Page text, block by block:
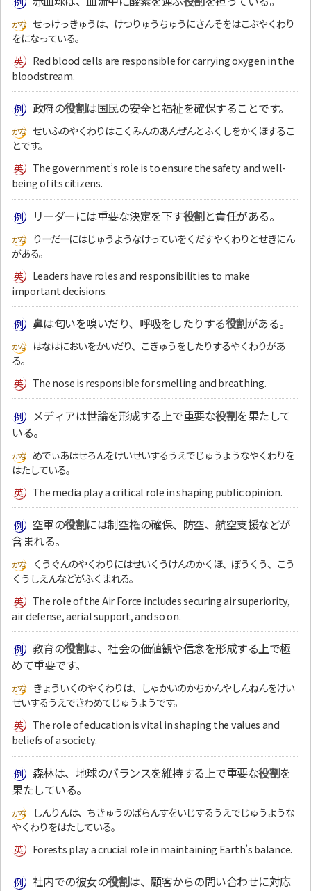
せっけっきゅうは、けつりゅうちゅうにさんそをはこぶやくわり
をになっている。
Red blood cells are responsible for carrying oxygen in the
bloodstream.
政府の役割は国民の安全と福祉を確保することです。
せいふのやくわりはこくみんのあんぜんとふくしをかくほするこ
とです。
The government’s role is to ensure the safety and well-
being of its citizens.
リーダーには重要な決定を下す役割と責任がある。
りーだーにはじゅうようなけっていをくだすやくわりとせきにん
がある。
Leaders have roles and responsibilities to make
important decisions.
鼻は匂いを嗅いだり、呼吸をしたりする役割がある。
はなはにおいをかいだり、こきゅうをしたりするやくわりがあ
る。
The nose is responsible for smelling and breathing.
メディアは世論を形成する上で重要な役割を果たして
いる。
めでぃあはせろんをけいせいするうえでじゅうようなやくわりを
はたしている。
The media play a critical role in shaping public opinion.
空軍の役割には制空権の確保、防空、航空支援などが
含まれる。
くうぐんのやくわりにはせいくうけんのかくほ、ぼうくう、こう
くうしえんなどがふくまれる。
The role of the Air Force includes securing air superiority,
air defense, aerial support, and so on.
教育の役割は、社会の価値観や信念を形成する上で極
めて重要です。
きょういくのやくわりは、しゃかいのかちかんやしんねんをけい
せいするうえできわめてじゅうようです。
The role of education is vital in shaping the values and
beliefs of a society.
森林は、地球のバランスを維持する上で重要な役割を
果たしている。
しんりんは、ちきゅうのばらんすをいじするうえでじゅうような
やくわりをはたしている。
Forests play a crucial role in maintaining Earth’s balance.
社内での彼女の役割は、顧客からの問い合わせに対応